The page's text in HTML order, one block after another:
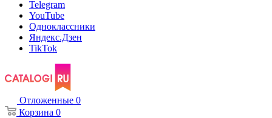
Telegram
YouTube
Одноклассники
Яндекс.Дзен
TikTok
Отложенные 0
Корзина 0